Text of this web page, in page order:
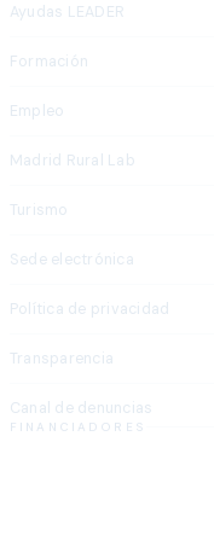
Ayudas LEADER
Formación
Empleo
Madrid Rural Lab
Turismo
Sede electrónica
Política de privacidad
Transparencia
Canal de denuncias
FINANCIADORES